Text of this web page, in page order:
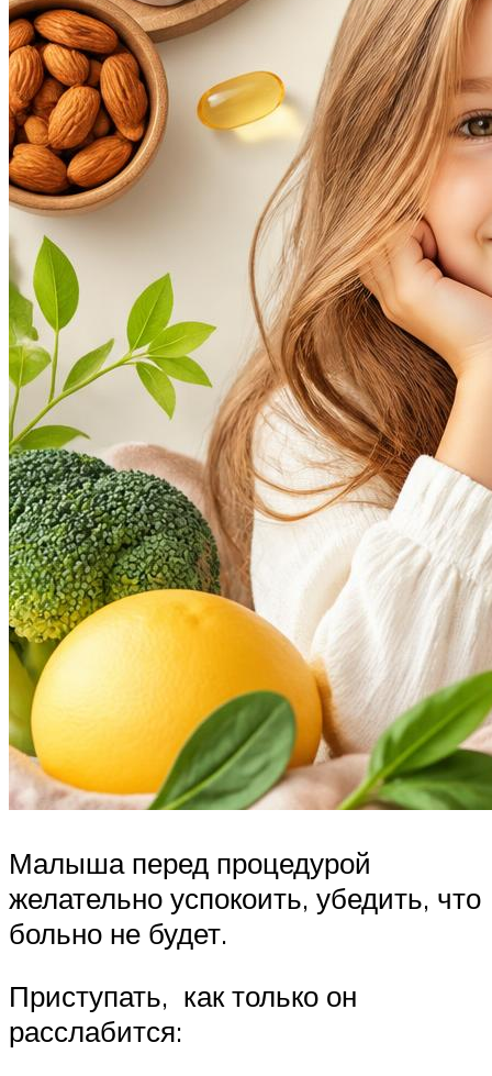
Малыша перед процедурой
желательно успокоить, убедить, что
больно не будет.
Приступать, как только он
расслабится: